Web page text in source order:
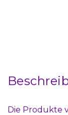
Die Produkte